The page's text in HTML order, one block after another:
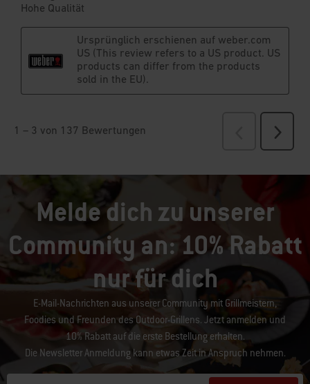
Melde dich zu unserer
Community an: 10% Rabatt
nur für dich
E-Mail-Nachrichten aus unserer Community mit Grillmeistern,
Foodies und Freunden des Outdoor-Grillens. Jetzt anmelden und
10% Rabatt auf die erste Bestellung erhalten.
Die Newsletter Anmeldung kann etwas Zeit in Anspruch nehmen.